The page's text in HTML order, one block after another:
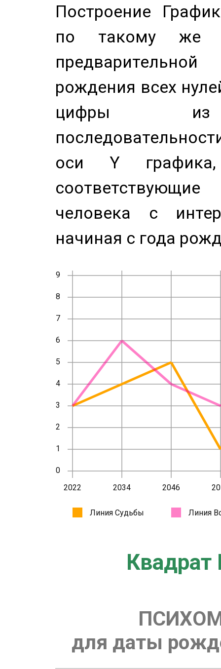
Построение
по такому же
рождения всех
цифры из
оси Y
человека с
начиная с года
Квадрат
для даты